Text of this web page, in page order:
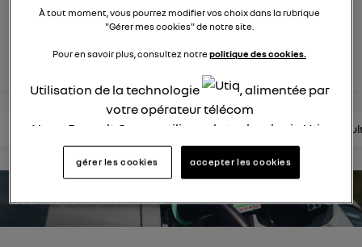
rejoignez
lire les questions lire les articles consultez la brochure
estimez votre autonomie
À tout moment, vous pourrez modifier vos choix dans la rubrique
"Gérer mes cookies" de notre site.
Pour en savoir plus, consultez notrepolitique des cookies.
Utilisation de la technologie
, alimentée par
votre opérateur télécom
Nous, Renault Group, utilisons la technologie Utiq
pour nos activités digitales (telles que décrites
dans cette notice de consentement) et liées à
utilisez une connexion internet fournie parun
opérateur télécom participantet que vous
gérer les cookies accepter les cookies